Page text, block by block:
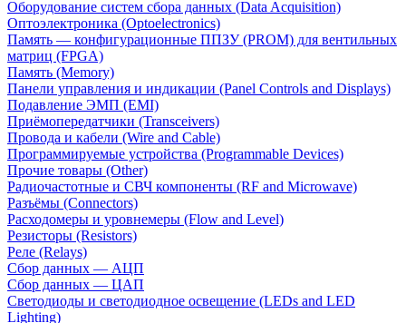
Оборудование систем сбора данных (Data Acquisition)
Оптоэлектроника (Optoelectronics)
Память — конфигурационные ППЗУ (PROM) для вентильных
матриц (FPGA)
Память (Memory)
Панели управления и индикации (Panel Controls and Displays)
Подавление ЭМП (EMI)
Приёмопередатчики (Transceivers)
Провода и кабели (Wire and Cable)
Программируемые устройства (Programmable Devices)
Прочие товары (Other)
Радиочастотные и СВЧ компоненты (RF and Microwave)
Разъёмы (Connectors)
Расходомеры и уровнемеры (Flow and Level)
Резисторы (Resistors)
Реле (Relays)
Сбор данных — АЦП
Сбор данных — ЦАП
Светодиоды и светодиодное освещение (LEDs and LED
Lighting)